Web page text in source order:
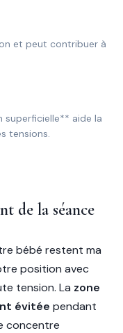
et peut contribuer à
superficielle** aide la
tensions.
de la séance
bébé restent ma
position avec
tension. La zone
évitée pendant
concentre